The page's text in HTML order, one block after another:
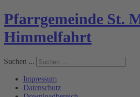
Pfarrgemeinde St.
Himmelfahrt
Suchen ...
Impressum
Datenschutz